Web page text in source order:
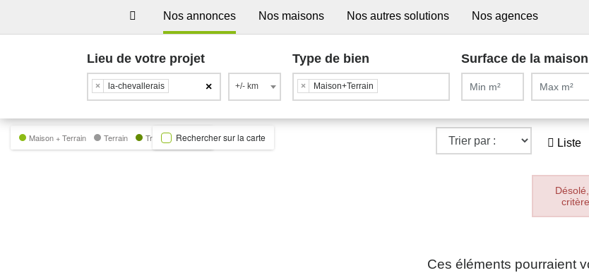
Nos annonces Nos maisons Nos autres solutions Nos agences
Lieu de votre projet
×
× la-chevallerais +/- km
Type de bien
× Maison+Terrain
Surface de la maison
Liste
Maison + Terrain Terrain Trecobat GreenRechercher sur la carte
Ces éléments pourraient